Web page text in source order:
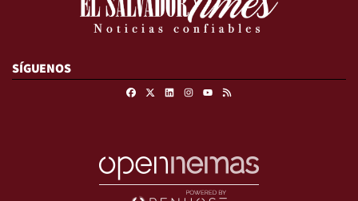
SÍGUENOS
FacebookLinkedinInstagramRSS